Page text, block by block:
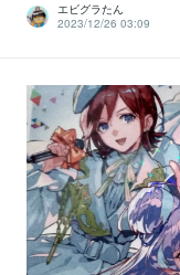
エビグラたん
2023/12/26 03:09